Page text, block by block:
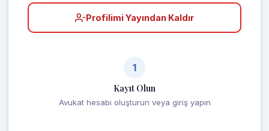
Profilimi Yayından Kaldır
1
Kayıt Olun
Avukat hesabı oluşturun veya giriş yapın